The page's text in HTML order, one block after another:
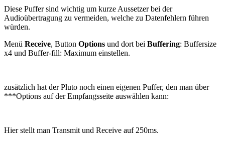
Diese Puffer sind wichtig um kurze Aussetzer bei der
Audioübertragung zu vermeiden, welche zu Datenfehlern führen
würden.
Menü Receive, Button Options und dort bei Buffering: Buffersize
x4 und Buffer-fill: Maximum einstellen.
zusätzlich hat der Pluto noch einen eigenen Puffer, den man über
***Options auf der Empfangsseite auswählen kann:
Hier stellt man Transmit und Receive auf 250ms.